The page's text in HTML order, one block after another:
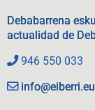
Debabarrena
actualidad de
946 550 033